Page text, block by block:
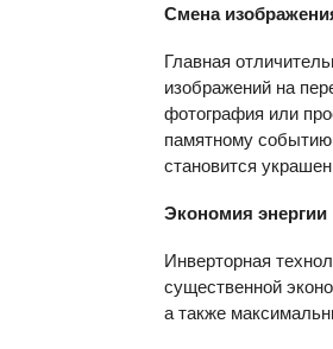
Смена
Главная
изображений на
фотография или
памятному
становится
Экономия энергии
Инверторная
существенной
а также